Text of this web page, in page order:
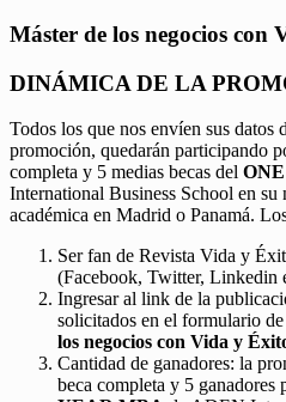
Máster de los negocios
DINÁMICA DE LA
Todos los que nos envíen sus datos
promoción, quedarán participando
completa y 5 medias becas del
International Business School en su
académica en Madrid o Panamá.
Ser fan de Revista Vida y
(Facebook, Twitter, Linkedin
Ingresar al link de la
solicitados en el formulario de
los negocios con Vida y
Cantidad de ganadores: la
beca completa y 5 ganadores